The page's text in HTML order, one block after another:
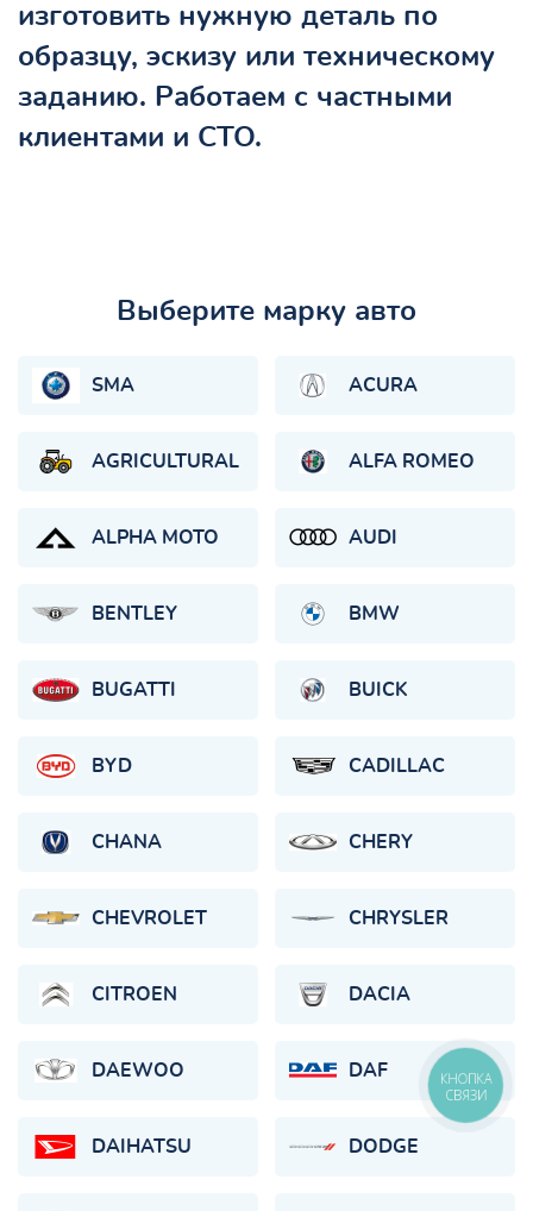
изготовить нужную деталь по
образцу, эскизу или техническому
заданию. Работаем с частными
клиентами и СТО.
Выберите марку авто
SMA ACURA
AGRICULTURAL ALFA ROMEO
ALPHA MOTO AUDI
BENTLEY BMW
BUGATTI BUICK
BYD CADILLAC
CHANA CHERY
CHEVROLET CHRYSLER
CITROEN DACIA
DAEWOO DAF
DAIHATSU DODGE
КНОПКА
СВЯЗИ